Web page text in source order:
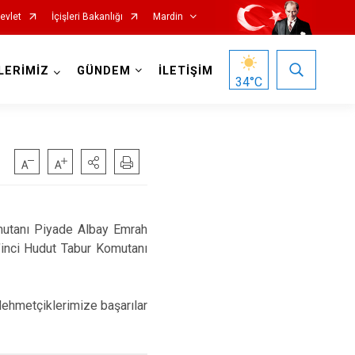
İçişleri Bakanlığı Mardin
Ömerli
GÜNDEM İLETİŞİM
34°C
Piyade Albay Emrah
Hudut Tabur Komutanı
başarılar